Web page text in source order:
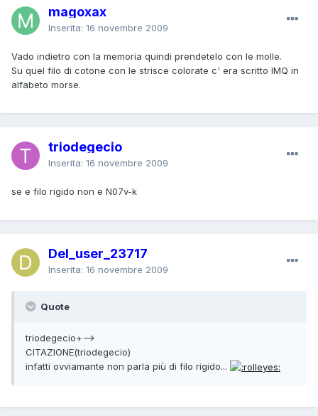
magoxax
Inserita: 16 novembre 2009
Vado indietro con la memoria quindi prendetelo con le molle.
Su quel filo di cotone con le strisce colorate c' era scritto IMQ in
alfabeto morse.
triodegecio
Inserita: 16 novembre 2009
se e filo rigido non e N07v-k
Del_user_23717
Inserita: 16 novembre 2009
Quote
triodegecio+-->
CITAZIONE(triodegecio)
infatti ovviamante non parla più di filo rigido...